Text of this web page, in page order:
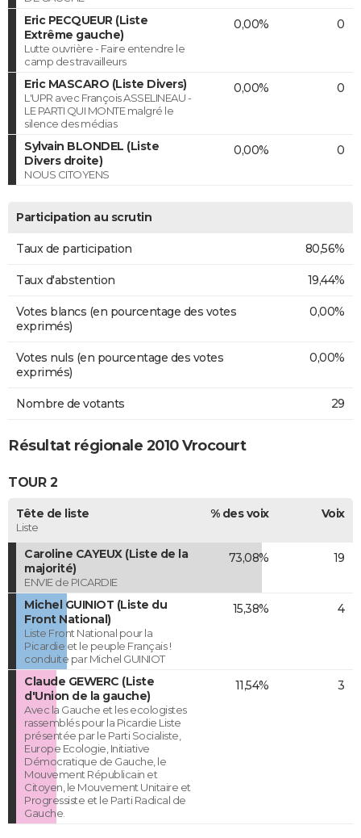
Eric PECQUEUR (Liste
Extrême gauche)
Lutte ouvrière - Faire entendre le
camp des travailleurs
0,00% 0
Eric MASCARO (Liste Divers)
L'UPR avec François ASSELINEAU -
LE PARTI QUI MONTE malgré le
silence des médias
0,00% 0
Sylvain BLONDEL (Liste
Divers droite)
NOUS CITOYENS
0,00% 0
Participation au scrutin
Taux de participation 80,56%
Taux d'abstention 19,44%
Votes blancs (en pourcentage des votes
exprimés)
0,00%
Votes nuls (en pourcentage des votes
exprimés)
0,00%
Nombre de votants 29
Résultat régionale 2010 Vrocourt
TOUR 2
Tête de liste
Liste
% des voix Voix
Caroline CAYEUX (Liste de la
majorité)
ENVIE de PICARDIE
73,08% 19
Michel GUINIOT (Liste du
Front National)
Liste Front National pour la
Picardie et le peuple Français !
conduite par Michel GUINIOT
15,38% 4
Claude GEWERC (Liste
d'Union de la gauche)
Avec la Gauche et les ecologistes
rassemblés pour la Picardie Liste
présentée par le Parti Socialiste,
Europe Ecologie, Initiative
Démocratique de Gauche, le
Mouvement Républicain et
Citoyen, le Mouvement Unitaire et
Progressiste et le Parti Radical de
Gauche.
11,54% 3